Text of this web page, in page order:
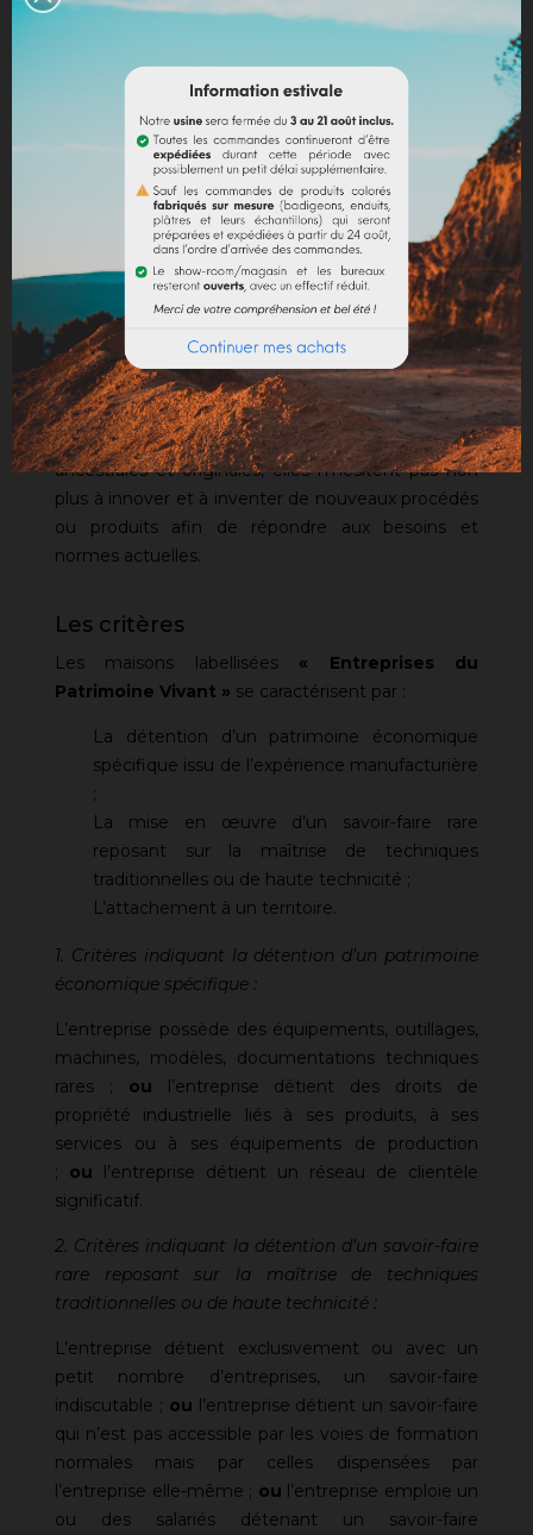
de prestige en France, afin de fixer et de conforter
Le signe du sur-mesure
Ces entreprises sont capables d’intervenir sur des
chantiers hors normes, de répondre aux
commandes les plus originales, de proposer des
solutions inédites et sur mesure pour satisfaire les
besoins les plus pointus et les clients les plus
exigeants. Dans tous les domaines, issus de la
tradition ou des techniques de pointe, ces
entreprises ont un talent commun : celui
de proposer la prestation sur mesure,l’article
introuvable.
Perpétuant ou réintroduisant des techniques
ancestrales et originales, elles n’hésitent pas non
plus à innover et à inventer de nouveaux procédés
ou produits afin de répondre aux besoins et
normes actuelles.
Les critères
Les maisons labellisées « Entreprises du
Patrimoine Vivant » se caractérisent par :
La détention d’un patrimoine économique
spécifique issu de l’expérience manufacturière
;
La mise en œuvre d’un savoir-faire rare
reposant sur la maîtrise de techniques
traditionnelles ou de haute technicité ;
L’attachement à un territoire.
1. Critères indiquant la détention d’un patrimoine
économique spécifique :
L’entreprise possède des équipements, outillages,
machines, modèles, documentations techniques
rares ; ou l’entreprise détient des droits de
propriété industrielle liés à ses produits, à ses
services ou à ses équipements de production
; ou l’entreprise détient un réseau de clientèle
significatif.
2. Critères indiquant la détention d’un savoir-faire
rare reposant sur la maîtrise de techniques
traditionnelles ou de haute technicité :
L’entreprise détient exclusivement ou avec un
petit nombre d’entreprises, un savoir-faire
indiscutable ; ou l’entreprise détient un savoir-faire
qui n’est pas accessible par les voies de formation
normales mais par celles dispensées par
l’entreprise elle-même ; ou l’entreprise emploie un
ou des salariés détenant un savoir-faire